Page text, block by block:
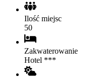
Ilość miejsc
50
Zakwaterowanie
Hotel ***